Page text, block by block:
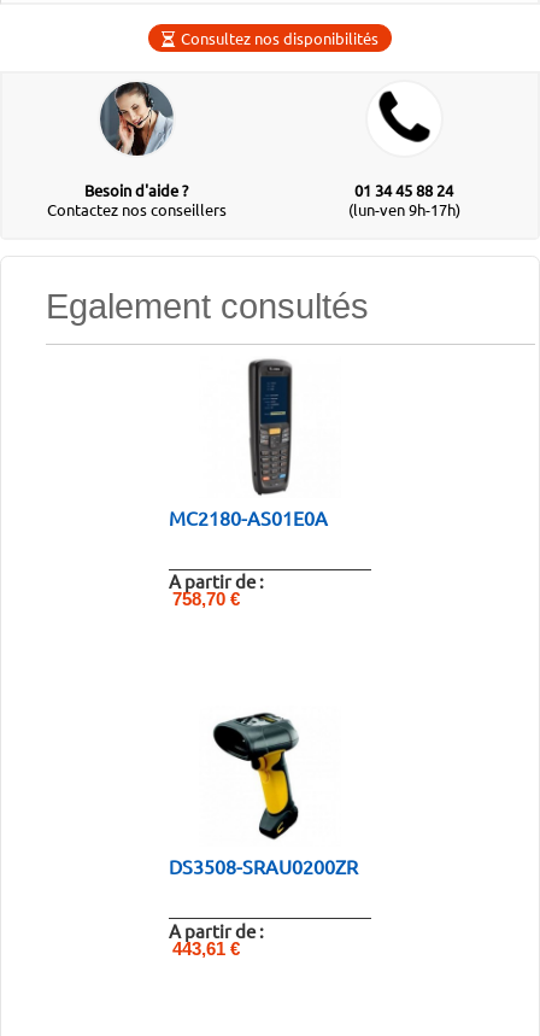
Consultez nos disponibilités
Besoin d'aide ?
Contactez nos conseillers
01 34 45 88 24
(lun-ven 9h-17h)
Egalement consultés
MC2180-AS01E0A
A partir de :
758,70 €
DS3508-SRAU0200ZR
A partir de :
443,61 €